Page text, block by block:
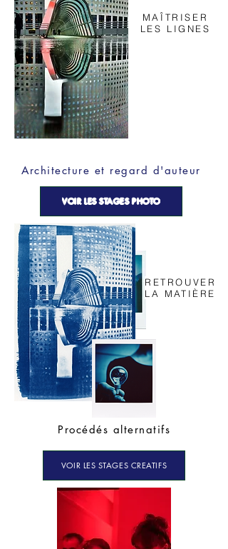
MAÎTRISER
LES LIGNES
Architecture et regard d'auteur
VOIR LES STAGES PHOTO
RETROUVER
LA MATIÈRE
Procédés alternatifs
VOIR LES STAGES CREATIFS